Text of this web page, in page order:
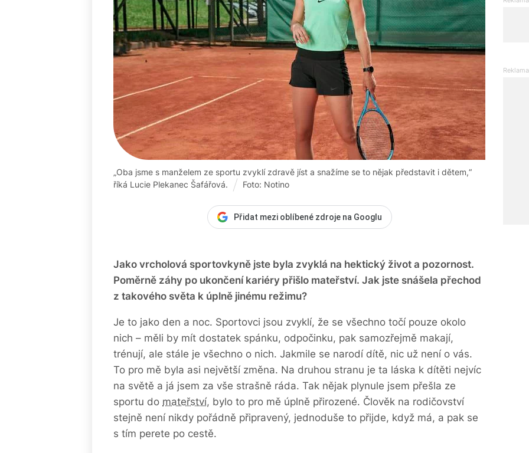
„Oba jsme s manželem ze sportu zvyklí zdravě jíst a snažíme se to nějak představit i dětem,“
říká Lucie Plekanec Šafářová.
Foto: Notino
Přidat mezi oblíbené zdroje na Googlu
Jako vrcholová sportovkyně jste byla zvyklá na hektický život a pozornost.
Poměrně záhy po ukončení kariéry přišlo mateřství. Jak jste snášela přechod
z takového světa k úplně jinému režimu?
Je to jako den a noc. Sportovci jsou zvyklí, že se všechno točí pouze okolo
nich – měli by mít dostatek spánku, odpočinku, pak samozřejmě makají,
trénují, ale stále je všechno o nich. Jakmile se narodí dítě, nic už není o vás.
To pro mě byla asi největší změna. Na druhou stranu je ta láska k dítěti nejvíc
na světě a já jsem za vše strašně ráda. Tak nějak plynule jsem přešla ze
sportu do mateřství, bylo to pro mě úplně přirozené. Člověk na rodičovství
stejně není nikdy pořádně připravený, jednoduše to přijde, když má, a pak se
s tím perete po cestě.